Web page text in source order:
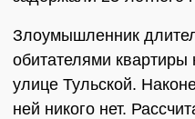
Злоумышленник
обитателями
улице Тульской.
ней никого нет.